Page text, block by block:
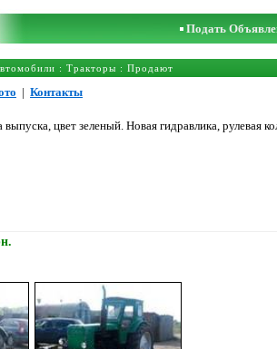
Подать
: Тракторы : Продают
| Контакты
цвет зеленый. Новая гидравлика, рулевая